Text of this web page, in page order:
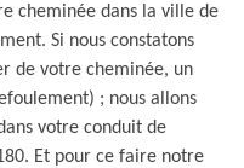
cheminée dans la ville de
Si nous constatons
de votre cheminée, un
; nous allons
votre conduit de
Et pour ce faire notre